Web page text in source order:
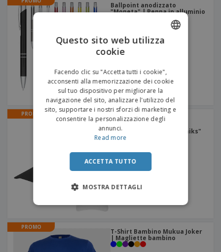
Ballpoint anodizzato
"Moneta" | Penna in alluminio
PROMO
Cappuccio in cotone 5
pannelli con fermaglio
rinforzo e aderente "Feniks"
| Cappellino di cotone
PROMO
T-Shirt Bambino Mukua Joker
| Magliette bambino
Questo sito web utilizza
cookie
Facendo clic su "Accetta tutti i cookie",
acconsenti alla memorizzazione dei cookie
sul tuo dispositivo per migliorare la
navigazione del sito, analizzare l'utilizzo del
sito, supportare i nostri sforzi di marketing e
consentire la personalizzazione degli
annunci.
Read more
ACCETTA TUTTO
MOSTRA DETTAGLI